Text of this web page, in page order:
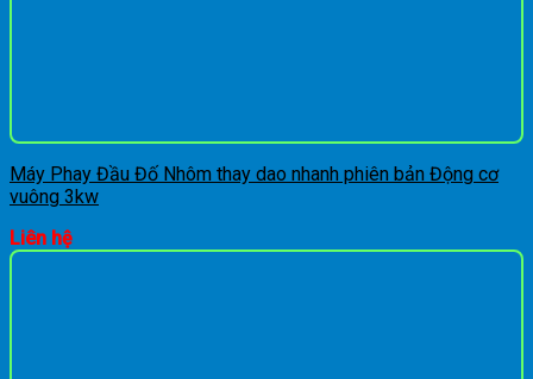
Máy Phay Đầu Đố Nhôm thay dao nhanh phiên bản Động cơ
vuông 3kw
Liên hệ